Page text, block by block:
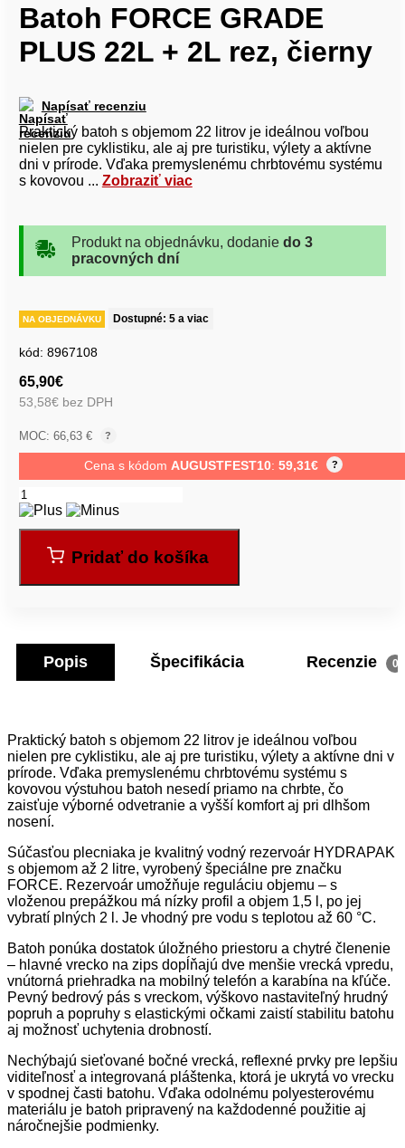
Batoh FORCE GRADE
PLUS 22L + 2L rez, čierny
Napísať recenziu
Praktický batoh s objemom 22 litrov je ideálnou voľbou
nielen pre cyklistiku, ale aj pre turistiku, výlety a aktívne
dni v prírode. Vďaka premyslenému chrbtovému systému
s kovovou ... Zobraziť viac
Produkt na objednávku, dodanie do 3
pracovných dní
NA OBJEDNÁVKU Dostupné: 5 a viac
kód: 8967108
65,90€
53,58€ bez DPH
MOC: 66,63 € ?
Cena s kódom AUGUSTFEST10: 59,31€ ?
Pridať do košíka
Popis Špecifikácia Recenzie 0
Praktický batoh s objemom 22 litrov je ideálnou voľbou
nielen pre cyklistiku, ale aj pre turistiku, výlety a aktívne dni v
prírode. Vďaka premyslenému chrbtovému systému s
kovovou výstuhou batoh nesedí priamo na chrbte, čo
zaisťuje výborné odvetranie a vyšší komfort aj pri dlhšom
nosení.
Súčasťou plecniaka je kvalitný vodný rezervoár HYDRAPAK
s objemom až 2 litre, vyrobený špeciálne pre značku
FORCE. Rezervoár umožňuje reguláciu objemu – s
vloženou prepážkou má nízky profil a objem 1,5 l, po jej
vybratí plných 2 l. Je vhodný pre vodu s teplotou až 60 °C.
Batoh ponúka dostatok úložného priestoru a chytré členenie
– hlavné vrecko na zips dopĺňajú dve menšie vrecká vpredu,
vnútorná priehradka na mobilný telefón a karabína na kľúče.
Pevný bedrový pás s vreckom, výškovo nastaviteľný hrudný
popruh a popruhy s elastickými očkami zaistí stabilitu batohu
aj možnosť uchytenia drobností.
Nechýbajú sieťované bočné vrecká, reflexné prvky pre lepšiu
viditeľnosť a integrovaná pláštenka, ktorá je ukrytá vo vrecku
v spodnej časti batohu. Vďaka odolnému polyesterovému
materiálu je batoh pripravený na každodenné použitie aj
náročnejšie podmienky.